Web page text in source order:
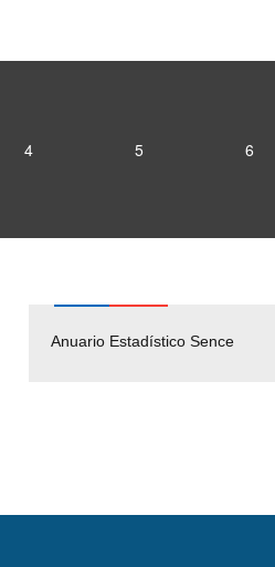
4 5 6
Anuario Estadístico Sence
Solicitud Audiencias y